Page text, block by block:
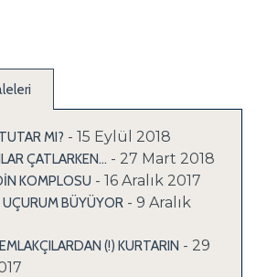
MI? - 15 Eylül 2018
ÇATLARKEN… - 27 Mart 2018
KOMPLOSU - 16 Aralık 2017
BÜYÜYOR - 9 Aralık
(!) KURTARIN - 29